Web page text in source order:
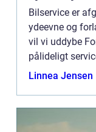
Bilservice er
ydeevne og
vil vi uddybe
pålideligt
nærmere p&...
Linnea Jensen